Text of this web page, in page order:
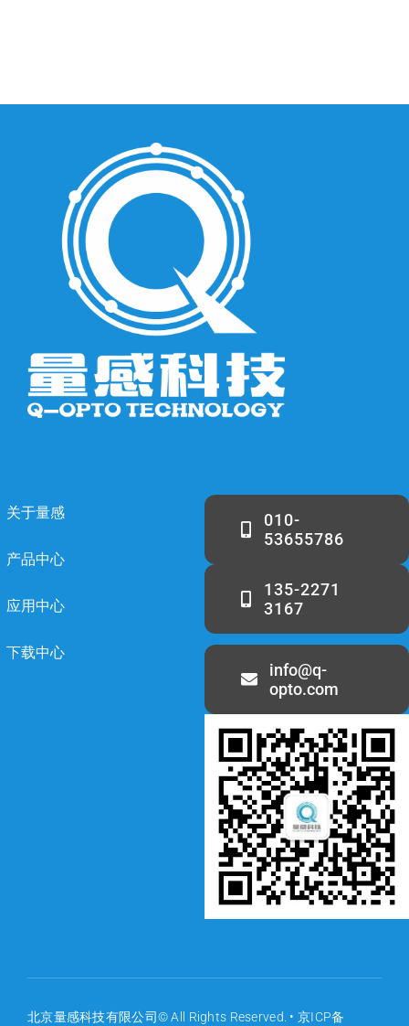
关于量感
产品中心
应用中心
下载中心
010-
53655786
135-2271
3167
info@q-
opto.com
北京量感科技有限公司© All Rights Reserved. • 京ICP备